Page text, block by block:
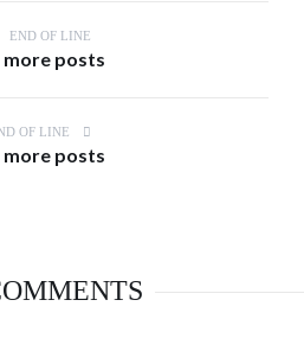
END OF LINE
more posts
OF LINE
more posts